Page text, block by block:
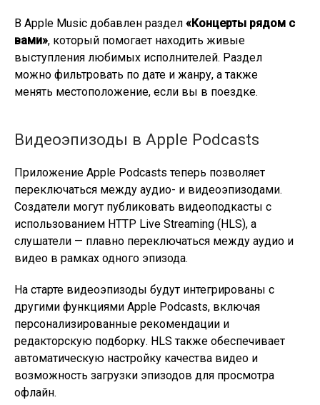
В Apple Music добавлен раздел «Концерты рядом с
вами», который помогает находить живые
выступления любимых исполнителей. Раздел
можно фильтровать по дате и жанру, а также
менять местоположение, если вы в поездке.
Видеоэпизоды в Apple Podcasts
Приложение Apple Podcasts теперь позволяет
переключаться между аудио- и видеоэпизодами.
Создатели могут публиковать видеоподкасты с
использованием HTTP Live Streaming (HLS), а
слушатели — плавно переключаться между аудио и
видео в рамках одного эпизода.
На старте видеоэпизоды будут интегрированы с
другими функциями Apple Podcasts, включая
персонализированные рекомендации и
редакторскую подборку. HLS также обеспечивает
автоматическую настройку качества видео и
возможность загрузки эпизодов для просмотра
офлайн.